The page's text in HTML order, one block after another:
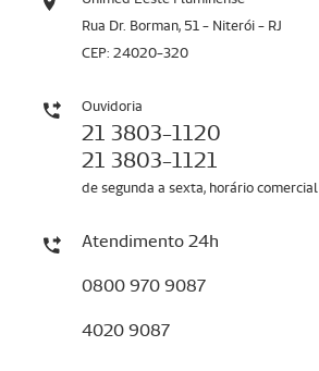
Rua Dr. Borman, 51 - Niterói - RJ
CEP: 24020-320
Ouvidoria
21 3803-1120
21 3803-1121
de segunda a sexta, horário comercial
Atendimento 24h
0800 970 9087
4020 9087